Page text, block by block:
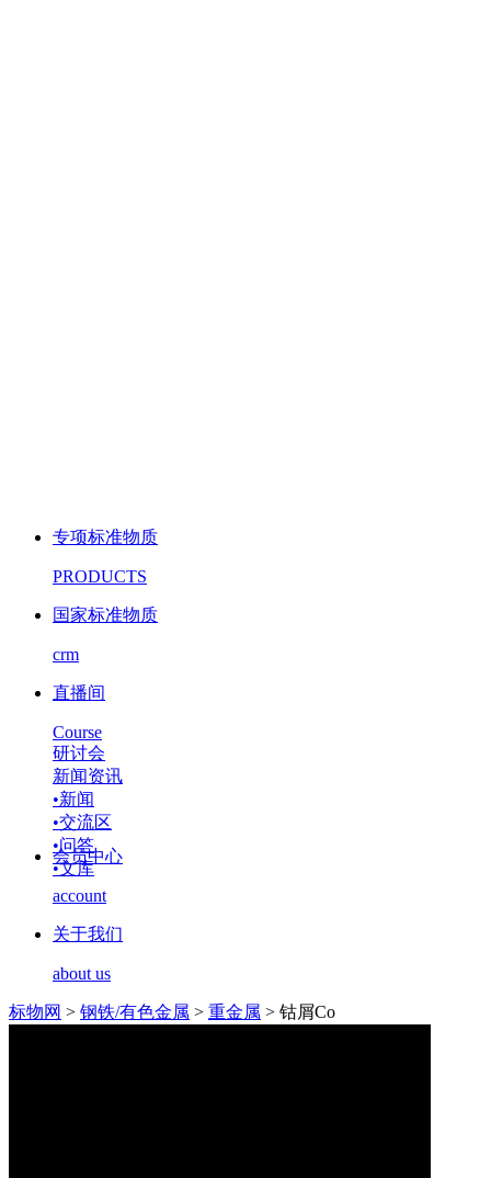
专项标准物质
PRODUCTS
国家标准物质
crm
直播间
Course
研讨会
新闻资讯
•新闻
•交流区
•问答
•文库
会员中心
account
关于我们
about us
标物网 > 钢铁/有色金属 > 重金属 > 钴屑Co